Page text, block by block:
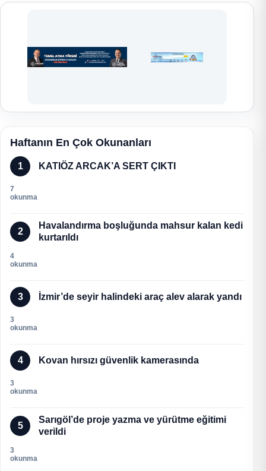
Haftanın En Çok Okunanları
1 KATIÖZ ARCAK’A SERT ÇIKTI
7
okunma
2
Havalandırma boşluğunda mahsur kalan kedi
kurtarıldı
4
okunma
3 İzmir’de seyir halindeki araç alev alarak yandı
3
okunma
4 Kovan hırsızı güvenlik kamerasında
3
okunma
5
Sarıgöl’de proje yazma ve yürütme eğitimi
verildi
3
okunma